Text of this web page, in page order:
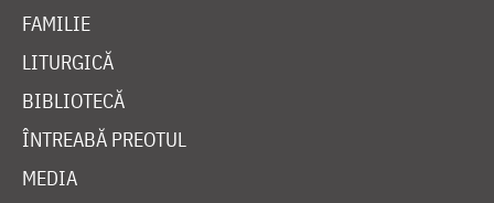
FAMILIE
LITURGICĂ
BIBLIOTECĂ
ÎNTREABĂ PREOTUL
MEDIA